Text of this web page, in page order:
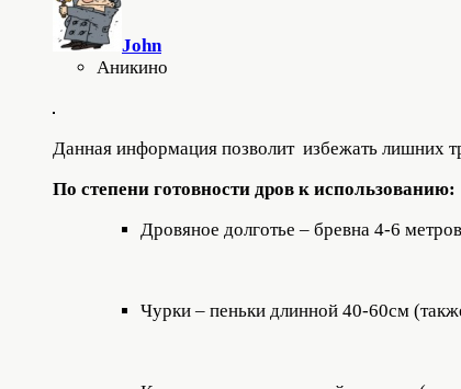
John
Аникино
Данная информация позволит избежать лишних
По степени готовности дров к использованию:
Дровяное долготье – бревна 4-6
Чурки – пеньки длинной 40-60см